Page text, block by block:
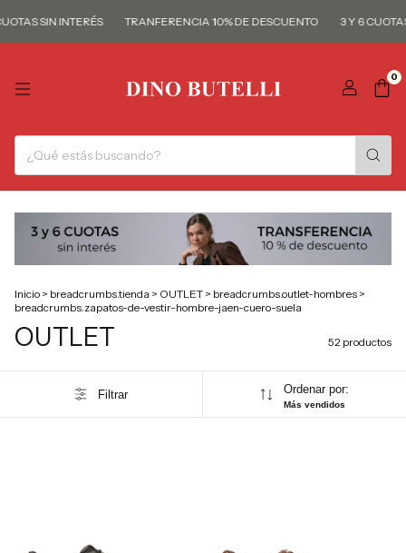
INTERÉS TRANFERENCIA 10% DE DESCUENTO 3 Y 6 CUOTAS SIN
0
Inicio > breadcrumbs.tienda > OUTLET > breadcrumbs.outlet-hombres >
breadcrumbs.zapatos-de-vestir-hombre-jaen-cuero-suela
OUTLET 52 productos
Filtrar Ordenar por:
Más vendidos